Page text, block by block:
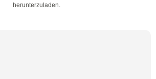
herunterzuladen.